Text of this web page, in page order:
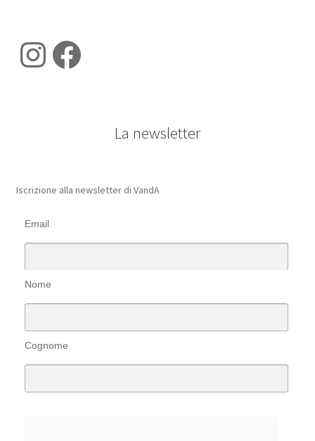
Instagram
Facebook
La newsletter
Iscrizione alla newsletter di VandA
Email
Nome
Cognome